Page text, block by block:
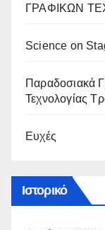
ΓΡΑΦΙΚΩΝ
Science on
Παραδοσιακά
Τεχνολογίας
Ευχές
Ιστορικό